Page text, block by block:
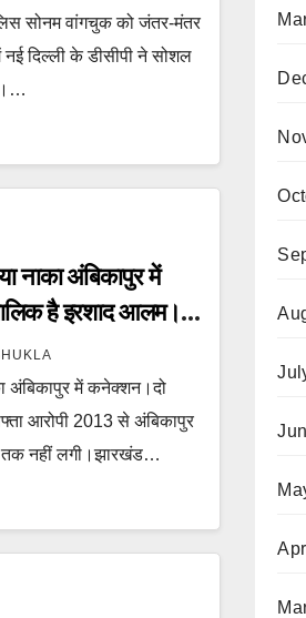
रखने की अपील की।
सोनम वांगचुक को जंतर-मंतर
दिल्ली के डीसीपी ने सोशल
नाका अंबिकापुर में
है इरशाद आलम।
अंबिकापुर में कनेक्शन।दो
आरोपी 2013 से अंबिकापुर
तक नहीं लगी।झारखंड…